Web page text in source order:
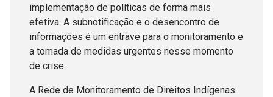
implementação de políticas de forma mais
efetiva. A subnotificação e o desencontro de
informações é um entrave para o monitoramento e
a tomada de medidas urgentes nesse momento
de crise.
A Rede de Monitoramento de Direitos Indígenas